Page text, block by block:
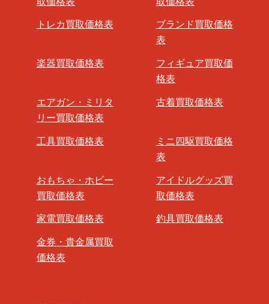
トレカ買取価格表
ブランド買取価格
表
楽器買取価格表
フィギュア買取価
格表
エアガン・ミリタ
リー買取価格表
古着買取価格表
工具買取価格表
ミニ四駆買取価格
表
おもちゃ・ホビー
買取価格表
アイドルグッズ買
取価格表
家電買取価格表 釣具買取価格表
金券・貴金属買取
価格表